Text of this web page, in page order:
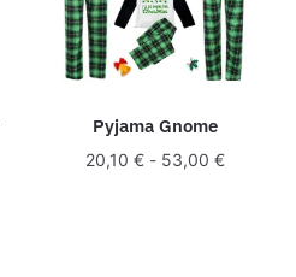
Pyjama Gnome
20,10 €- 53,00 €